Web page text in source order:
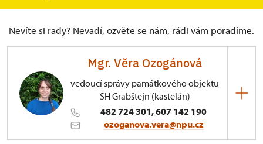
Nevíte si rady? Nevadí, ozvěte se nám, rádi vám poradíme.
Mgr. Věra Ozogánová
vedoucí správy památkového objektu
SH Grabštejn (kastelán)
482 724 301, 607 142 190
ozoganova.vera@npu.cz